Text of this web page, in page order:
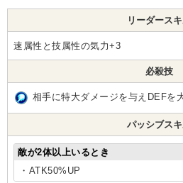
リーダース
速属性と技属性の気力+3
必殺技
相手に特大ダメージを与えDEFを
パッシブス
敵が2体以上いるとき
・ATK50%UP